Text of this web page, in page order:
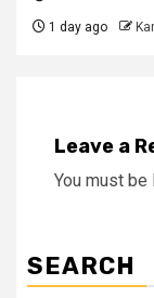
1 day ago
Leave a
You must be
SEARCH